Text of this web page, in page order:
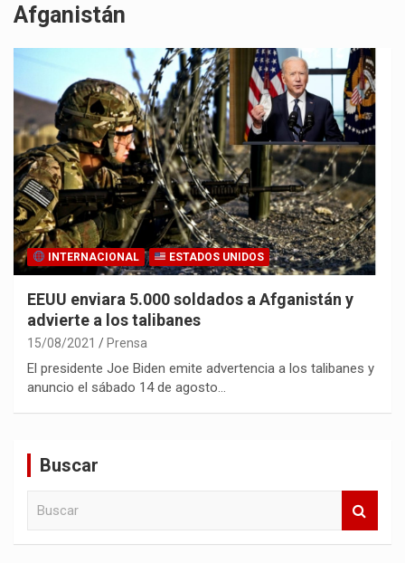
Afganistán
INTERNACIONAL ESTADOS UNIDOS
EEUU enviara 5.000 soldados a Afganistán y
advierte a los talibanes
15/08/2021 Prensa
El presidente Joe Biden emite advertencia a los talibanes y
anuncio el sábado 14 de agosto…
Buscar